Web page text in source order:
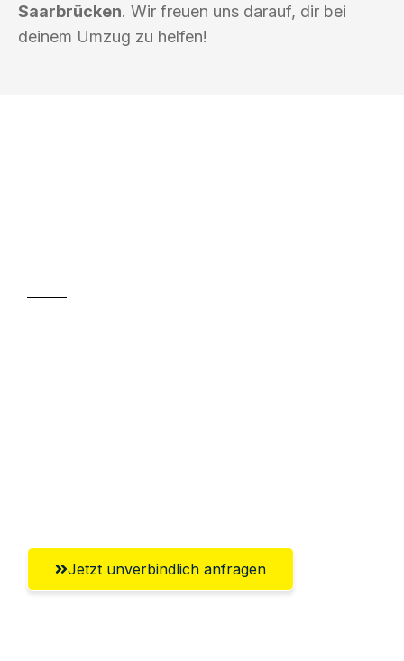
Saarbrücken. Wir freuen uns darauf, dir bei
deinem Umzug zu helfen!
Jetzt unverbindlich anfragen